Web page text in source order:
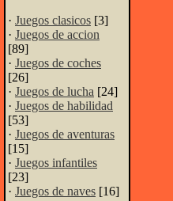
· Juegos clasicos [3]
· Juegos de accion
[89]
· Juegos de coches
[26]
· Juegos de lucha [24]
· Juegos de habilidad
[53]
· Juegos de aventuras
[15]
· Juegos infantiles
[23]
· Juegos de naves [16]